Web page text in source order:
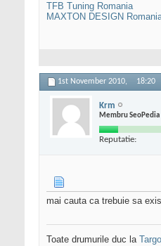
TFB Tuning Romania
MAXTON DESIGN
1st November 2010, 18:20
Krm
Membru SeoPedia
Reputatie:
mai cauta ca trebuie sa
Toate drumurile duc la